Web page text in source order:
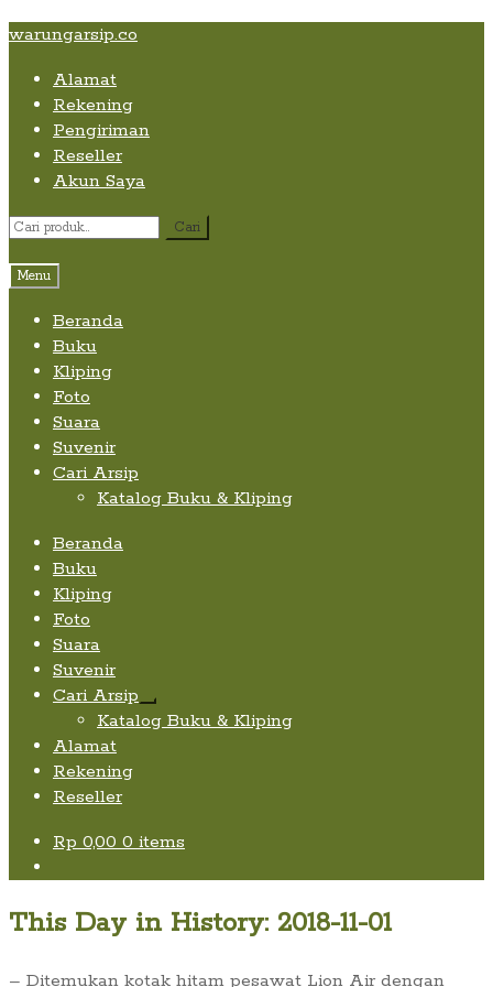
Skip
content
Skip
navigation
Skip
content
warungarsip.co
Alamat
Rekening
Pengiriman
Reseller
Akun Saya
Pencarian
Cari
Menu
Beranda
Buku
Kliping
Foto
Suara
Suvenir
Cari Arsip
Katalog Buku & Kliping
Beranda
Buku
Kliping
Foto
Suara
Suvenir
Cari Arsip
Expand
child
Katalog Buku & Kliping
Alamat
Rekening
Reseller
Rp 0,00 0 items
This Day in History: 2018-11-01
– Ditemukan kotak hitam pesawat Lion Air dengan